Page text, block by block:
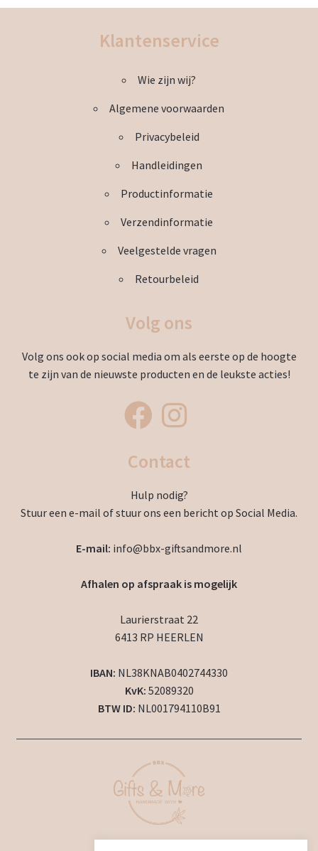
Klantenservice
Wie zijn wij?
Algemene voorwaarden
Privacybeleid
Handleidingen
Productinformatie
Verzendinformatie
Veelgestelde vragen
Retourbeleid
Volg ons
Volg ons ook op social media om als eerste op de hoogte
te zijn van de nieuwste producten en de leukste acties!
Contact
Hulp nodig?
Stuur een e-mail of stuur ons een bericht op Social Media.
E-mail: info@bbx-giftsandmore.nl
Afhalen op afspraak is mogelijk
Laurierstraat 22
6413 RP HEERLEN
IBAN: NL38KNAB0402744330
KvK: 52089320
BTW ID: NL001794110B91